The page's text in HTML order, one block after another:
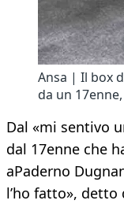
Ansa | Il box
da un
Dal «mi sentivo
dal 17enne che
aPaderno
l’ho fatto»,